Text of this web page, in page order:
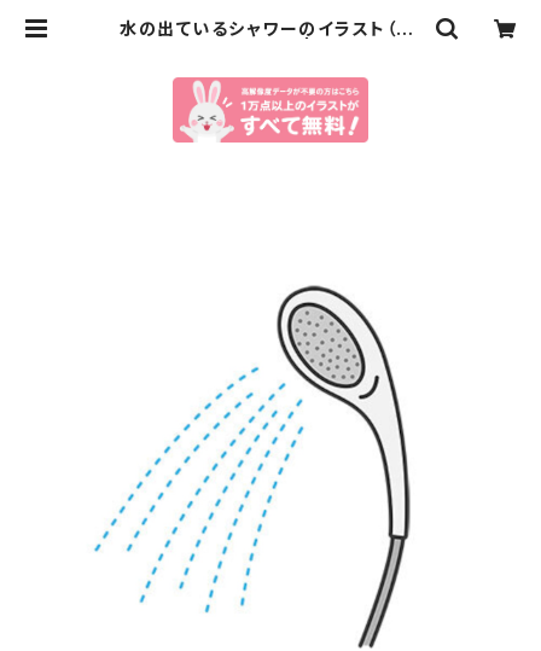
水の出ているシャワーのイラスト（ep